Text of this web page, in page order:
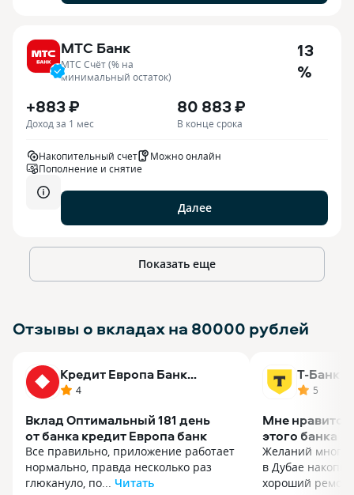
МТС Банк
МТС Счёт (% на
минимальный остаток)
13
%
+883 ₽
Доход за 1 мес
80 883 ₽
В конце срока
Накопительный счет
Можно онлайн
Пополнение и снятие
Далее
Показать еще
Отзывы о вкладах на 80000 рублей
Кредит Европа Банк
(Россия)
4
Вклад Оптимальный 181 день
от банка кредит Европа банк
Все правильно, приложение работает
нормально, правда несколько раз
глюкануло, по... Читать
Т-Банк
5
Мне
этого банка
Желаний много,
в Дубае
хороший